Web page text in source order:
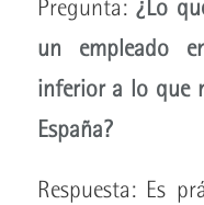
Pregunta: ¿Lo
un empleado
inferior a lo que
España?
Respuesta: Es